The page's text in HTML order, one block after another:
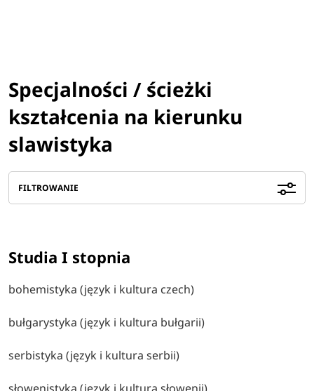
Specjalności / ścieżki
kształcenia na kierunku
slawistyka
FILTROWANIE
Studia I stopnia
bohemistyka (język i kultura czech)
bułgarystyka (język i kultura bułgarii)
serbistyka (język i kultura serbii)
słowenistyka (język i kultura słowenii)